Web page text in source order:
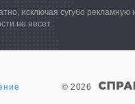
исключая сугубо
не несет.
© 2026